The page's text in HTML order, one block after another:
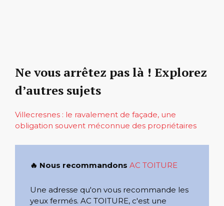
Ne vous arrêtez pas là ! Explorez
d’autres sujets
Villecresnes : le ravalement de façade, une
obligation souvent méconnue des propriétaires
🔥 Nous recommandons AC TOITURE
Une adresse qu'on vous recommande les
yeux fermés. AC TOITURE, c'est une